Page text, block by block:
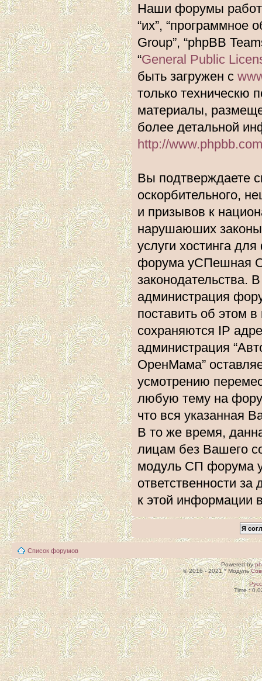
Наши форумы
“их”, “программное
Group”, “phpBB
“General Public
быть загружен с
только техническю
материалы,
более детальной
http://
Вы подтверждаете
оскорбительного,
и призывов к
нарушаюших законы
услуги хостинга
форума уСПешная
законодательства.
администрация
поставить об этом
сохраняются IP
администрация
ОренМама”
усмотрению
любую тему на
что вся указанная
В то же время,
лицам без Вашего
модуль СП форума
ответственности за
к этой информации
Список форумов
Powered by
© 2016 - 2021 * Модуль
Time :